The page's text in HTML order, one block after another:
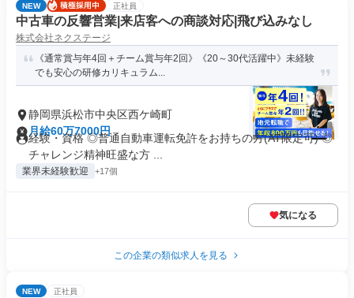
NEW 正社員
中古車の反響営業|来店客への商談対応|飛び込みなし
株式会社ネクステージ
《通常賞与年4回＋チーム賞与年2回》《20～30代活躍中》未経験
でも安心の研修カリキュラム...
静岡県浜松市中央区西ケ崎町
月給60万7000円
経験・資格 ◎普通自動車運転免許をお持ちの方(AT限定可) ◎
チャレンジ精神旺盛な方 ...
業界未経験歓迎 +17個
気になる
この企業の類似求人を見る
NEW 正社員